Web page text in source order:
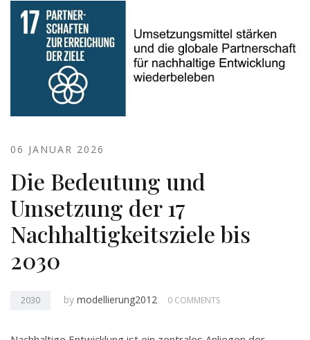
06 JANUAR 2026
Die Bedeutung und
Umsetzung der 17
Nachhaltigkeitsziele bis
2030
2030 by modellierung2012 0 COMMENTS